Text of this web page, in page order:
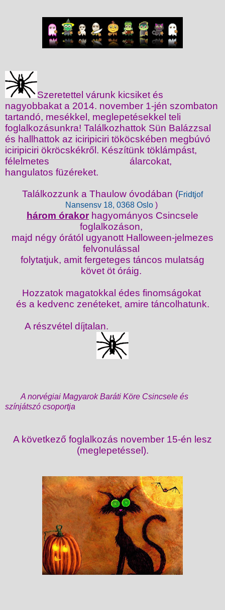
Szeretettel várunk kicsiket és
nagyobbakat a 2014. november 1-jén szombaton
tartandó, mesékkel, meglepetésekkel teli
foglalkozásunkra! Találkozhattok Sün Balázzsal
és hallhattok az iciripiciri tököcskében megbúvó
iciripiciri ökröcskékről. Készítünk töklámpást,
félelmetes álarcokat,
hangulatos füzéreket.
Találkozzunk a Thaulow óvodában (Fridtjof
Nansensv 18, 0368 Oslo )
három órakorhagyományos Csincsele
foglalkozáson,
majd négy órától ugyanott Halloween-jelmezes
felvonulással
folytatjuk, amit fergeteges táncos mulatság
követöt óráig.
Hozzatok magatokkal édes finomságokat
és a kedvenc zenéteket, amire táncolhatunk.
A részvétel díjtalan.
A norvégiai Magyarok Baráti Köre Csincsele és
színjátszó csoportja
A következő foglalkozás november 15-én lesz
(meglepetéssel).